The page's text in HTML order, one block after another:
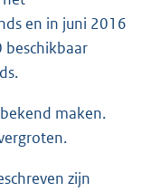
en in juni 2016
beschikbaar
maken.
zijn